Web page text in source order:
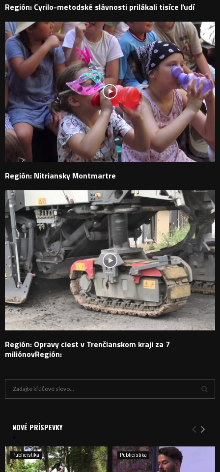
Región: Cyrilo-metodské slávnosti prilákali tisíce ľudí
Región: Nitriansky Montmartre
Región: Opravy ciest v Trenčianskom kraji za 7
miliónovRegión:
i
e
:
Y
H
NOVÉ PRÍSPEVKY
Publicistika Publicistika